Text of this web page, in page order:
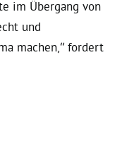
im Übergang von
und
machen,“ fordert